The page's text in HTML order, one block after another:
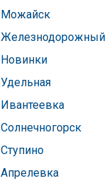
Можайск
Железнодорожный
Новинки
Удельная
Ивантеевка
Солнечногорск
Ступино
Апрелевка